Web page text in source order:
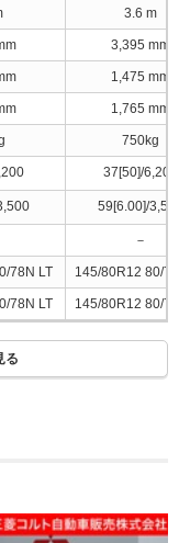
3.6 m
3,395 mm
1,475 mm
1,765 mm
750kg
37[50]/6,200
59[6.00]/
－
78N LT 145/80R12 80/
78N LT 145/80R12 80/
る